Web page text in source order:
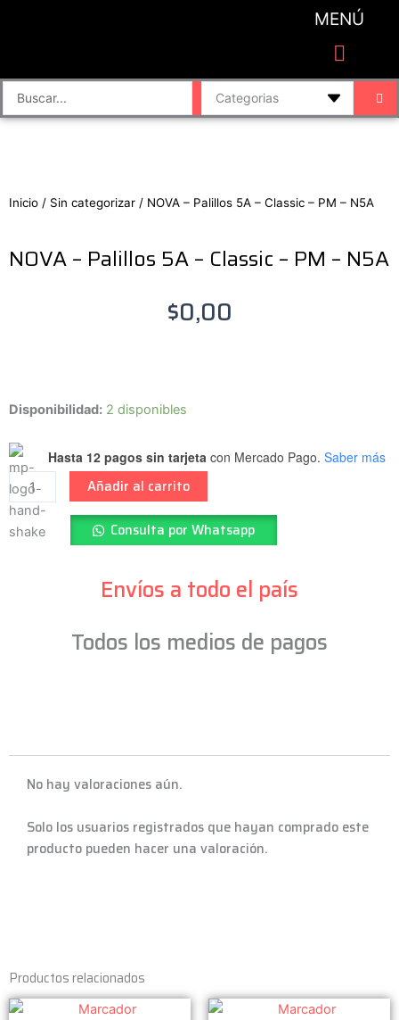
MENÚ
Search
...
Inicio / Sin categorizar / NOVA – Palillos 5A – Classic – PM – N5A
NOVA – Palillos 5A – Classic – PM – N5A
$0,00
Disponibilidad: 2 disponibles
Hasta 12 pagos sin tarjeta con Mercado Pago. Saber más
NOVA
Palillos
5A
-
Classic
-
Añadir al carrito
Consulta por Whatsapp
Envíos a todo el país
Todos los medios de pagos
No hay valoraciones aún.
Solo los usuarios registrados que hayan comprado este
producto pueden hacer una valoración.
Productos relacionados